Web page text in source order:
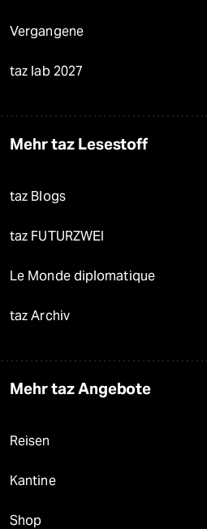
Vergangene
taz lab 2027
Mehr taz Lesestoff
taz Blogs
taz FUTURZWEI
Le Monde diplomatique
taz Archiv
Mehr taz Angebote
Reisen
Kantine
Shop